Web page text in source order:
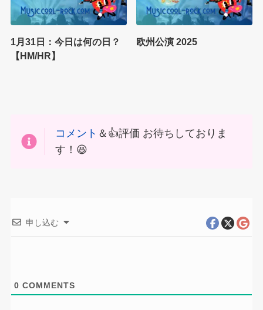
1月31日：今日は何の日？
【HM/HR】
欧州公演 2025
コメント ＆👍評価 お待ちしておりま
す！😆
申し込む
0 COMMENTS